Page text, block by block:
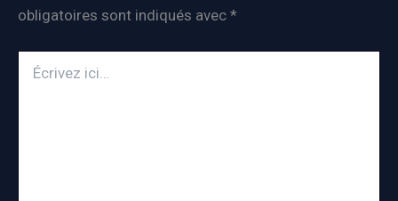
obligatoires sont indiqués avec *
ici…